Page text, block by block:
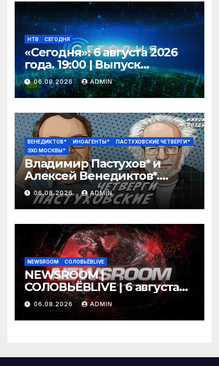
НТВ СЕГОДНЯ
«Сегодня»: 6 августа 2026
года. 19:00 | Выпуск
новостей | Новости НТВ
06.08.2026 ADMIN
ВЕНЕДИКТОВ* ИНОАГЕНТЫ*
ПАСТУХОВСКИЕ ЧЕТВЕРГИ*
ЭХО МОСКВЫ*
Владимир Пастухов* и
Алексей Венедиктов*.
Пастуховские четверги /
06.08.26
06.08.2026 ADMIN
NEWSROOM СОЛОВЬЁВLIVE
NEWSROOM |
СОЛОВЬЁВLIVE | 6 августа
2026 года
06.08.2026 ADMIN